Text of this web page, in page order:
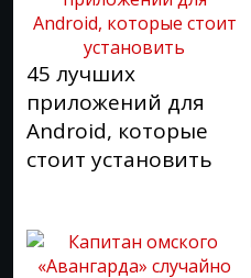
45 лучших
приложений для
Android, которые
стоит установить